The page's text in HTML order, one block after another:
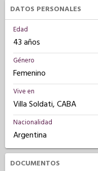
DATOS PERSONALES
Edad
43 años
Género
Femenino
Vive en
Villa Soldati, CABA
Nacionalidad
Argentina
DOCUMENTOS